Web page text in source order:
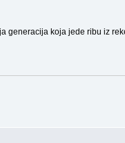
generacija koja jede ribu iz